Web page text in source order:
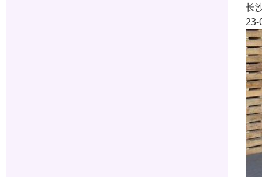
长
23-